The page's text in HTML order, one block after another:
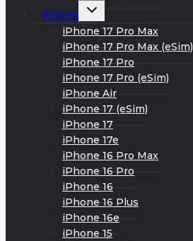
iPhone
Развернуть
меню
iPhone 17 Pro Max
iPhone 17 Pro Max (eSim)
iPhone 17 Pro
iPhone 17 Pro (eSim)
iPhone Air
iPhone 17 (eSim)
iPhone 17
iPhone 17e
iPhone 16 Pro Max
iPhone 16 Pro
iPhone 16
iPhone 16 Plus
iPhone 16e
iPhone 15